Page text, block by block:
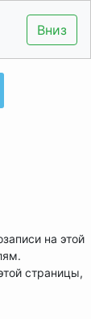
Вниз
на этой
страницы,